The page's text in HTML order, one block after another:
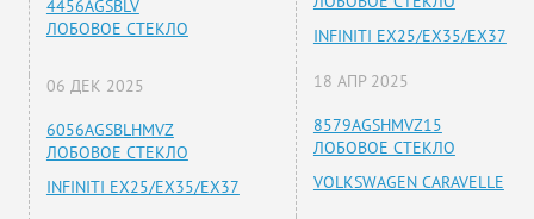
4456AGSBLV
ЛОБОВОЕ СТЕКЛО
06 ДЕК 2025
6056AGSBLHMVZ
ЛОБОВОЕ СТЕКЛО
INFINITI EX25/EX35/EX37
INFINITI EX25/EX35/EX37
18 АПР 2025
8579AGSHMVZ15
ЛОБОВОЕ СТЕКЛО
VOLKSWAGEN CARAVELLE